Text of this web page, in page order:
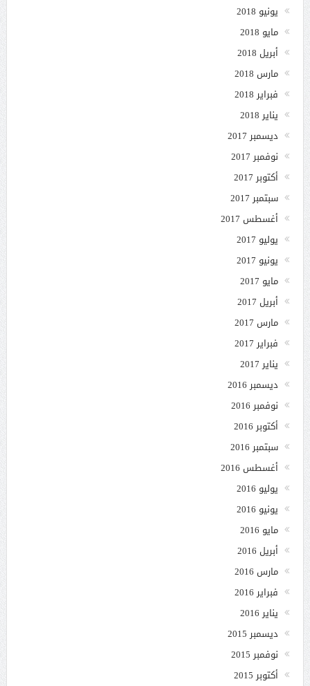
يونيو 2018
مايو 2018
أبريل 2018
مارس 2018
فبراير 2018
يناير 2018
ديسمبر 2017
نوفمبر 2017
أكتوبر 2017
سبتمبر 2017
أغسطس 2017
يوليو 2017
يونيو 2017
مايو 2017
أبريل 2017
مارس 2017
فبراير 2017
يناير 2017
ديسمبر 2016
نوفمبر 2016
أكتوبر 2016
سبتمبر 2016
أغسطس 2016
يوليو 2016
يونيو 2016
مايو 2016
أبريل 2016
مارس 2016
فبراير 2016
يناير 2016
ديسمبر 2015
نوفمبر 2015
أكتوبر 2015